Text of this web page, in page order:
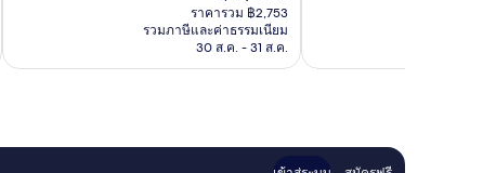
ปัจจุบัน
คือ
฿2,394
ราคารวม ฿2,753
รวมภาษีและค่าธรรมเนียม
30 ส.ค. - 31 ส.ค.